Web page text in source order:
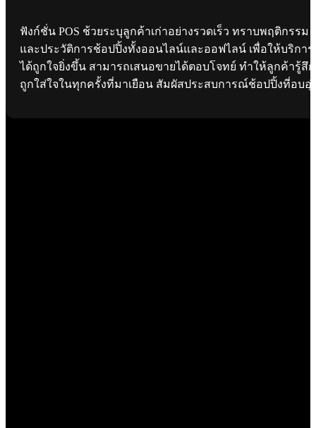
ฟังก์ชั่น POS ช้วยระบุลูกค้าเก่าอย่างรวดเร็ว ทราบพฤติกรรม
และประวัติการช้อปปิ้งทั้งออนไลน์และออฟไลน์ เพื่อให้บริการ
ได้ถูกใจยิ่งขึ้น สามารถเสนอขายได้ตอบโจทย์ ทำให้ลูกค้ารู้สึก
ถูกใส่ใจในทุกครั้งที่มาเยือน สัมผัสประสบการณ์ช้อปปิ้งที่อบอุ่